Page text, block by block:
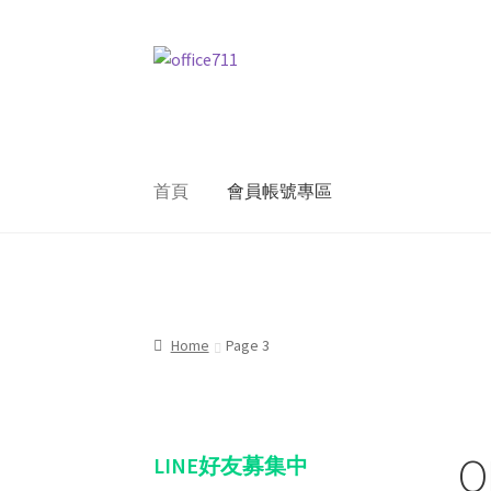
Skip
Skip
首頁 會員帳號專區
Home Page 3
LINE好友募集中